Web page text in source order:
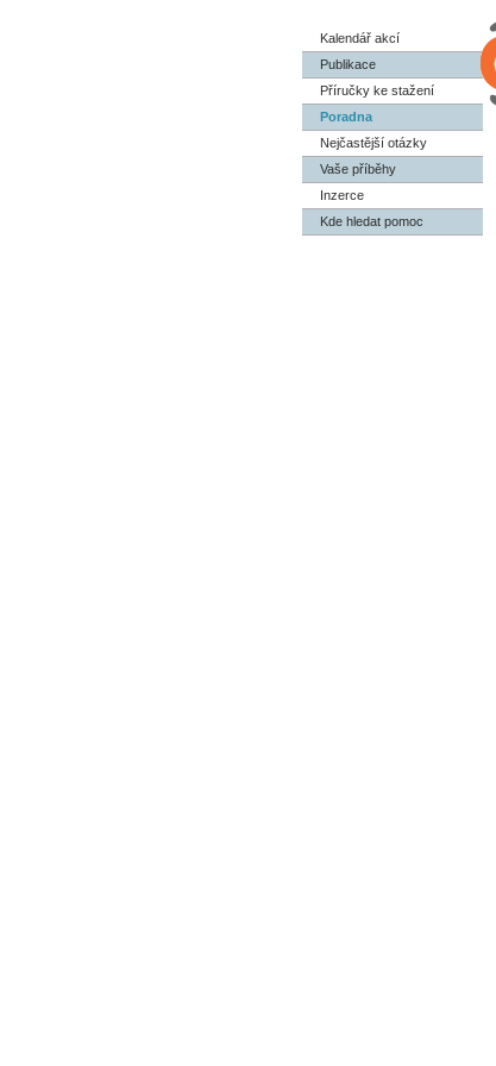
Kalendář akcí
Publikace
Příručky ke stažení
Poradna
Nejčastější otázky
Vaše příběhy
Inzerce
Kde hledat pomoc